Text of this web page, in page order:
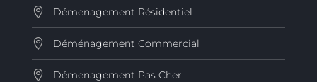
Démenagement Résidentiel
Déménagement Commercial
Démenagement Pas Cher